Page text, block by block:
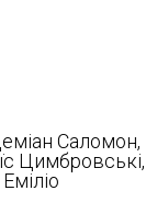
Саломон,
Цимбровські,